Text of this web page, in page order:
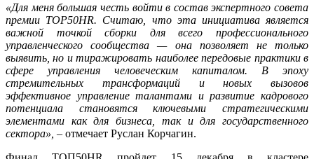
«Для меня большая честь войти в состав экспертного совета
премии TOP50HR. Считаю, что эта инициатива является
важной точкой сборки для всего профессионального
управленческого сообщества — она позволяет не только
выявить, но и тиражировать наиболее передовые практики в
сфере управления человеческим капиталом. В эпоху
стремительных трансформаций и новых вызовов
эффективное управление талантами и развитие кадрового
потенциала становятся ключевыми стратегическими
элементами как для бизнеса, так и для государственного
сектора», – отмечает Руслан Корчагин.